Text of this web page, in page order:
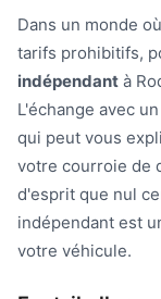
Dans un monde
tarifs prohibitifs,
indépendant à
L'échange avec un
qui peut vous
votre courroie de
d'esprit que nul
indépendant est
votre véhicule.